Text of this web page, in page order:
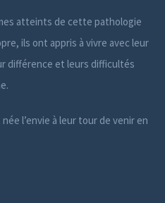
atteints de cette pathologie
ils ont appris à vivre avec leur
différence et leurs difficultés
l’envie à leur tour de venir en